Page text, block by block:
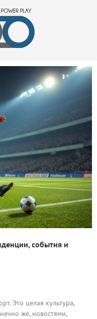
события и
Это целая культура,
же, новостями,